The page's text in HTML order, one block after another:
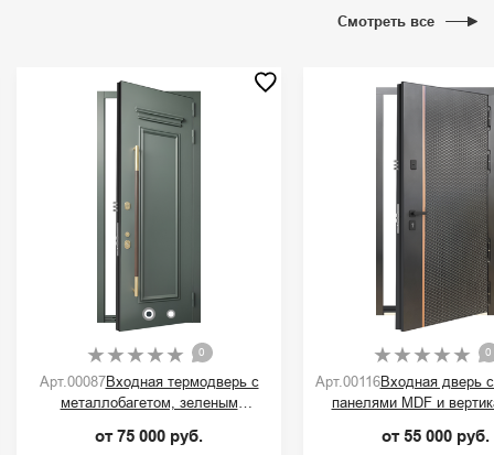
Смотреть все
0
Арт.00087Входная термодверь с
металлобагетом, зеленым
скобой
от 75 000 руб.
0
Арт.00116Входная дверь
панелями MDF и
от 55 000 руб.